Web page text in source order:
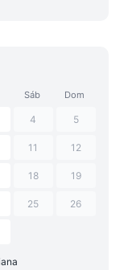
Sáb Dom
4 5
11 12
18 19
25 26